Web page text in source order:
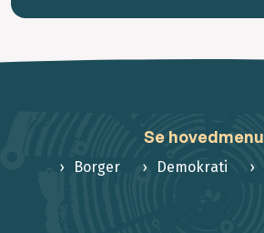
Se hovedmenu
Borger Demokrati